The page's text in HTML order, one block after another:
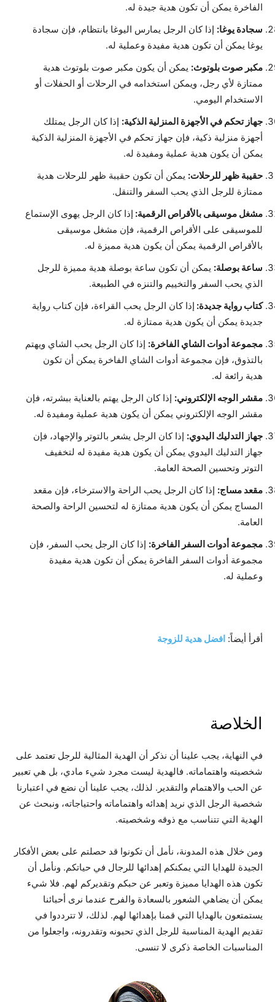
الفاخرة يمكن أن تكون هدية جيدة له.
سجادة يوغا: إذا كان الرجل يمارس اليوغا بانتظام، فإن سجادة
يوغا يمكن أن تكون هدية مفيدة وعملية له.
مكبر صوت بلوتوث: يمكن أن يكون مكبر صوت بلوتوث هدية
ممتازة لأي رجل، ويمكن استخدامه في الرحلات أو الحفلات أو
الاستخدام اليومي.
جهاز تحكم في الأجهزة المنزلية الذكية: إذا كان الرجل يمتلك
أجهزة منزلية ذكية، فإن جهاز تحكم في الأجهزة المنزلية الذكية
يمكن أن يكون هدية عملية ومفيدة له.
حقيبة ظهر للرحلات: يمكن أن تكون حقيبة ظهر للرحلات هدية
ممتازة للرجل الذي يحب السفر والتنقل.
مشغل موسيقى بالأقراص الرقمية: إذا كان الرجل يهوى الإستماع
للموسيقى على الأقراص الرقمية، فإن مشغل موسيقى
بالأقراص الرقمية يمكن أن يكون هدية مميزة له.
ساعة بوصلة: يمكن أن تكون ساعة بوصلة هدية مميزة للرجل
الذي يحب السفر والتخييم والتنزه في الطبيعة.
كتاب رواية جديدة: إذا كان الرجل يحب القراءة، فإن كتاب رواية
جديدة يمكن أن يكون هدية ممتازة له.
مجموعة أدوات الشاي الفاخرة: إذا كان الرجل يحب الشاي ويهتم
بالتذوق، فإن مجموعة أدوات الشاي الفاخرة يمكن أن تكون
هدية رائعة له.
مقشر الوجه الإلكتروني: إذا كان الرجل يهتم بالعناية ببشرته، فإن
مقشر الوجه الإلكتروني يمكن أن يكون هدية عملية ومفيدة له.
جهاز التدليك اليدوي: إذا كان الرجل يشعر بالتوتر والإجهاد، فإن
جهاز التدليك اليدوي يمكن أن يكون هدية مفيدة له لتخفيف
التوتر وتحسين الصحة العامة.
مقعد مساج: إذا كان الرجل يحب الراحة والاسترخاء، فإن مقعد
المساج يمكن أن يكون هدية ممتازة له لتحسين الراحة والصحة
العامة.
مجموعة أدوات السفر الفاخرة: إذا كان الرجل يحب السفر، فإن
مجموعة أدوات السفر الفاخرة يمكن أن تكون هدية مفيدة
وعملية له.
أقرأ أيضاً: افضل هدية للزوجة
الخلاصة
في النهاية، يجب علينا أن نذكر أن الهدية المثالية للرجل تعتمد على
شخصيته واهتماماته. فالهدية ليست مجرد شيء مادي، بل هي تعبير
عن الحب والاهتمام والتقدير. لذلك، يجب علينا أن نضع في اعتبارنا
شخصية الرجل الذي نريد إهدائه واهتماماته واحتياجاته، ونبحث عن
الهدية التي تتناسب مع ذوقه وشخصيته.
ومن خلال هذه المدونة، نأمل أن تكونوا قد حصلتم على بعض الأفكار
الجيدة للهدايا التي يمكنكم إهدائها للرجال في حياتكم. ونأمل أن
تكون هذه الهدايا مميزة وتعبر عن حبكم وتقديركم لهم. فلا شيء
يمكن أن يضاهي الشعور بالسعادة والفرح عندما نرى أحبائنا
يستمتعون بالهدايا التي قمنا بإهدائها لهم. لذلك، لا تترددوا في
تقديم الهدية المناسبة للرجل الذي تحبونه وتقدرونه، واجعلوا من
المناسبات الخاصة ذكرى لا تنسى.